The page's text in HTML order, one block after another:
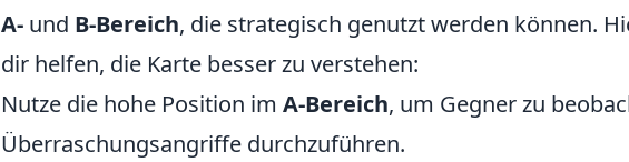
A- und B-Bereich, die strategisch genutzt werden können.
dir helfen, die Karte besser zu verstehen:
Nutze die hohe Position im A-Bereich, um Gegner zu
Überraschungsangriffe durchzuführen.